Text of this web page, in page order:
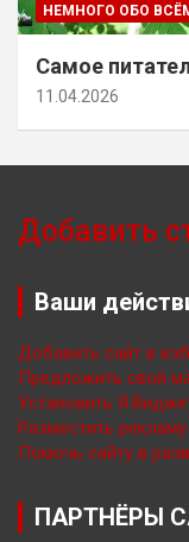
НЕМНОГО ОБО
Самое
11.04.2026
Добавить
Ваши
Добавить сайт в
Предложить свой
Установить
Разместить рекламу
Помочь сайту в
ПАРТНЁРЫ